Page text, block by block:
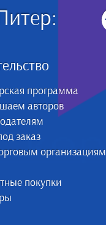
программа
авторов
заказ
организациям
покупки